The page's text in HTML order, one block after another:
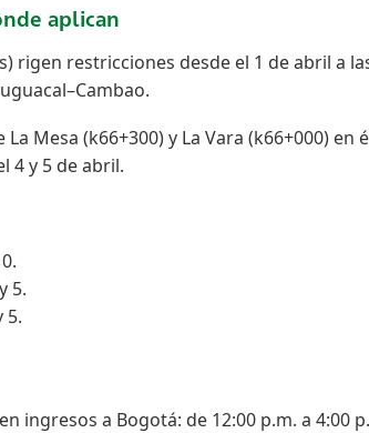
aplican
rigen restricciones desde el 1 de abril a
Mesa (k66+300) y La Vara (k66+000) en
4 y 5 de abril.
5.
5.
ingresos a Bogotá: de 12:00 p.m. a 4:00